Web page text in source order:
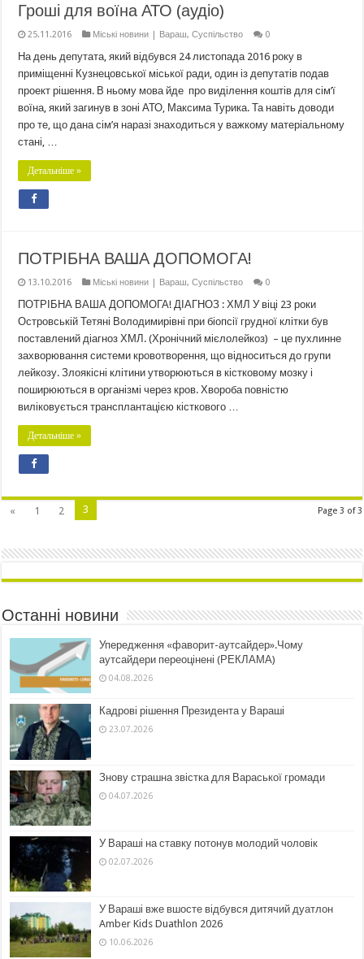
Гроші для воїна АТО (аудіо)
25.11.2016 Міські новини | Вараш,Суспільство 0
На день депутата, який відбувся 24 листопада 2016 року в
приміщенні Кузнецовської міської ради, один із депутатів подав
проект рішення. В ньому мова йде про виділення коштів для сім’ї
воїна, який загинув в зоні АТО, Максима Турика. Та навіть доводи
про те, що дана сім’я наразі знаходиться у важкому матеріальному
стані, …
Детальніше »
ПОТРІБНА ВАША ДОПОМОГА!
13.10.2016 Міські новини | Вараш,Суспільство 0
ПОТРІБНА ВАША ДОПОМОГА! ДІАГНОЗ : ХМЛ У віці 23 роки
Островській Тетяні Володимирівні при біопсії грудної клітки був
поставлений діагноз ХМЛ. (Хронічний мієлолейкоз) – це пухлинне
захворювання системи кровотворення, що відноситься до групи
лейкозу. Злоякісні клітини утворюються в кістковому мозку і
поширюються в організмі через кров. Хвороба повністю
виліковується трансплантацією кісткового …
Детальніше »
Page 3 of 3
« 1 2 3
Останні новини
Упередження «фаворит-аутсайдер».Чому
аутсайдери переоцінені (РЕКЛАМА)
04.08.2026
Кадрові рішення Президента у Вараші
23.07.2026
Знову страшна звістка для Вараської громади
04.07.2026
У Вараші на ставку потонув молодий чоловік
02.07.2026
У Вараші вже вшосте відбувся дитячий дуатлон
Amber Kids Duathlon 2026
10.06.2026